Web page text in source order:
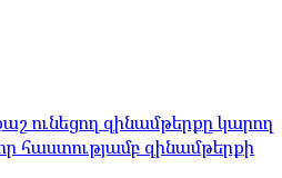
ունեցող զինամթերքը կարող
հաստությամբ զինամթերքի